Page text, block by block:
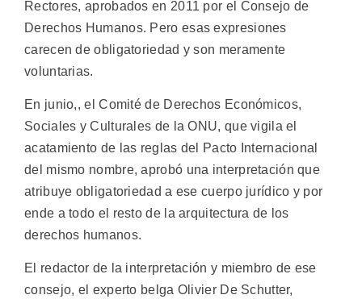
Rectores, aprobados en 2011 por el Consejo de
Derechos Humanos. Pero esas expresiones
carecen de obligatoriedad y son meramente
voluntarias.
En junio,, el Comité de Derechos Económicos,
Sociales y Culturales de la ONU, que vigila el
acatamiento de las reglas del Pacto Internacional
del mismo nombre, aprobó una interpretación que
atribuye obligatoriedad a ese cuerpo jurídico y por
ende a todo el resto de la arquitectura de los
derechos humanos.
El redactor de la interpretación y miembro de ese
consejo, el experto belga Olivier De Schutter,